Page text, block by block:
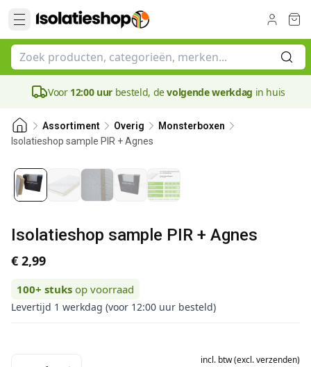
Voor 12:00 uur besteld, devolgende werkdag in huis
Assortiment Overig
Monsterboxen
Isolatieshop sample PIR + Agnes
Isolatieshop sample PIR + Agnes
€ 2,99
100+ stuks op voorraad
Levertijd 1 werkdag (voor 12:00 uur besteld)
incl. btw(excl.verzenden)